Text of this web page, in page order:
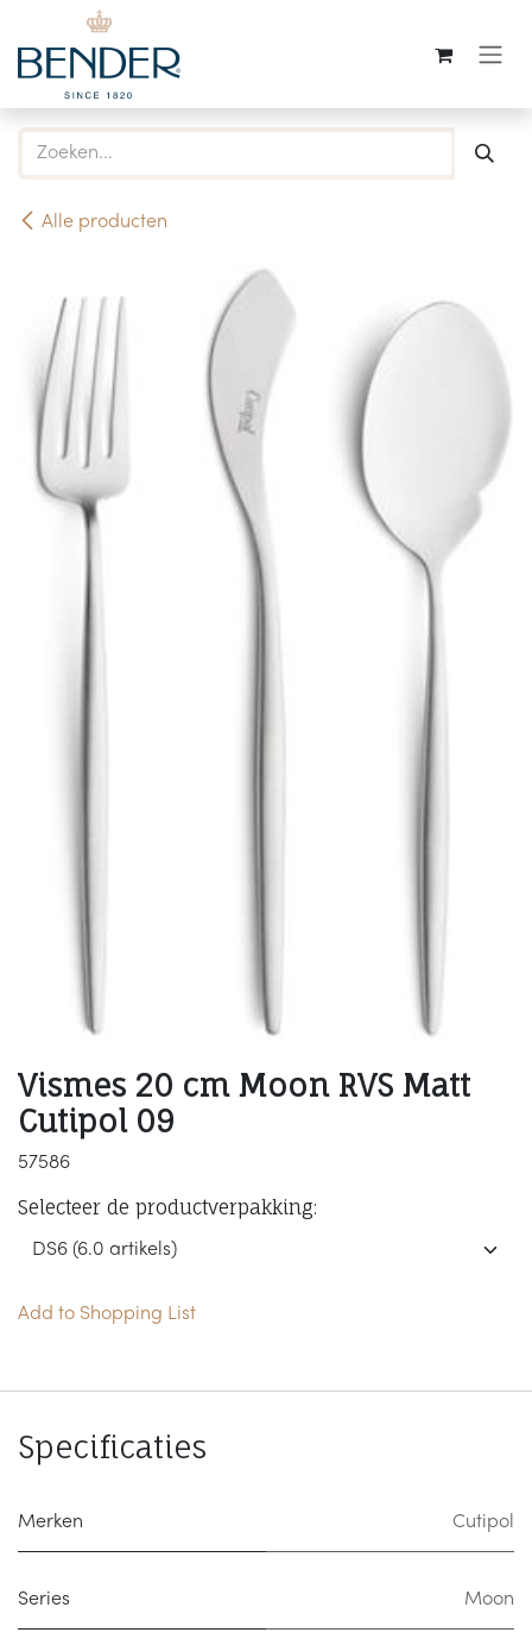
Overslaan naar inhoud
Alle producten
Vismes 20 cm Moon RVS Matt
Cutipol 09
57586
Selecteer de productverpakking:
Add to Shopping List
Specificaties
Merken Cutipol
Series Moon